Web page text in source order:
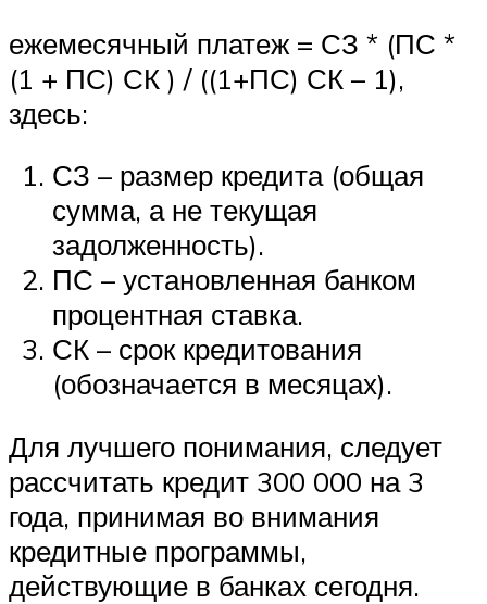
ежемесячный платеж = СЗ * (ПС *
(1 + ПС) СК ) / ((1+ПС) СК – 1),
здесь:
СЗ – размер кредита (общая
сумма, а не текущая
задолженность).
ПС – установленная банком
процентная ставка.
СК – срок кредитования
(обозначается в месяцах).
Для лучшего понимания, следует
рассчитать кредит 300 000 на 3
года, принимая во внимания
кредитные программы,
действующие в банках сегодня.